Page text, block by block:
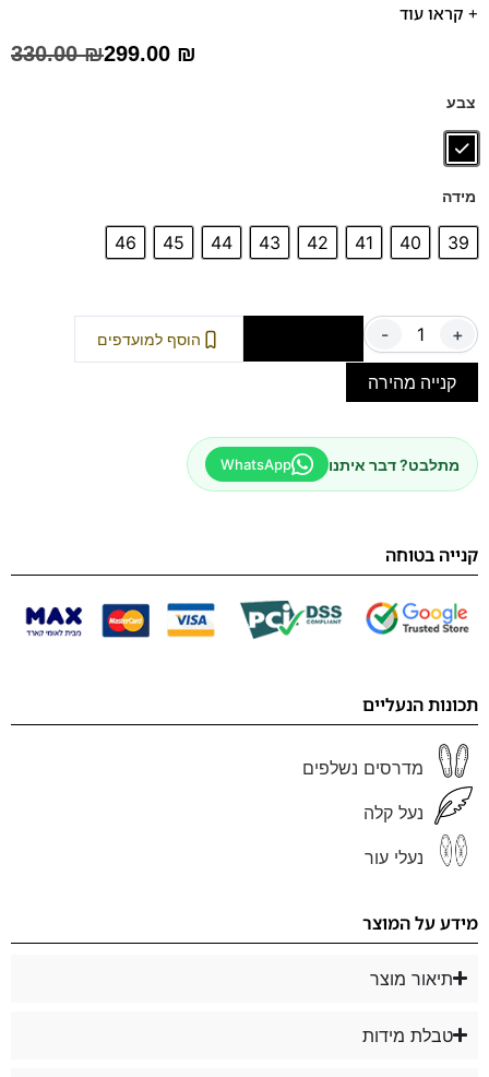
נעל קלאסית ליום יום או לאירוע וכנסים.
+ קראו עוד
330.00₪299.00 ₪
צבע
מידה
39
40
41
42
43
44
45
46
- + הוסף למועדפים
קנייה מהירה
מתלבט? דבר איתנו WhatsApp
קנייה בטוחה
תכונות הנעליים
מדרסים נשלפים
נעל קלה
נעלי עור
מידע על המוצר
תיאור מוצר
טבלת מידות